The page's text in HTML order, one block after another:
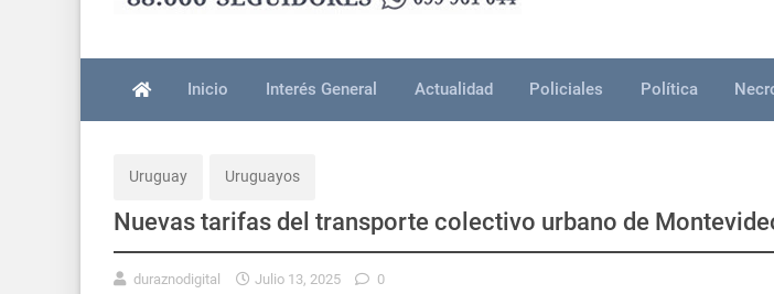
Inicio Interés General Actualidad Policiales Política
Uruguay Uruguayos
Nuevas tarifas del transporte colectivo urbano de
duraznodigital Julio 13, 2025 0